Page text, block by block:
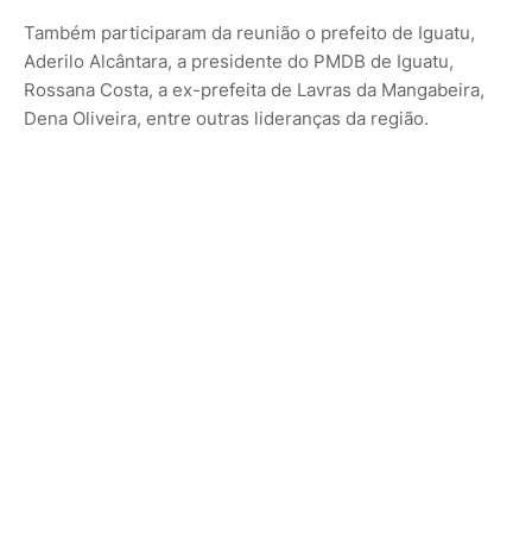
Também participaram da reunião o prefeito de Iguatu,
Aderilo Alcântara, a presidente do PMDB de Iguatu,
Rossana Costa, a ex-prefeita de Lavras da Mangabeira,
Dena Oliveira, entre outras lideranças da região.